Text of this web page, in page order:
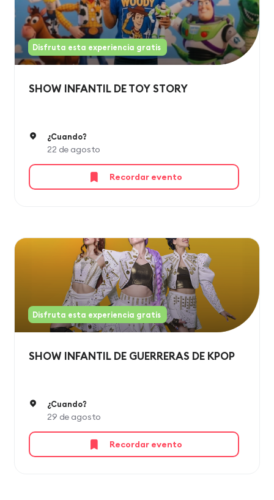
Disfruta esta experiencia gratis
SHOW INFANTIL DE TOY STORY ​
¿Cuando?
22 de agosto
Recordar evento
Disfruta esta experiencia gratis
SHOW INFANTIL DE GUERRERAS DE KPOP
¿Cuando?
29 de agosto
Recordar evento